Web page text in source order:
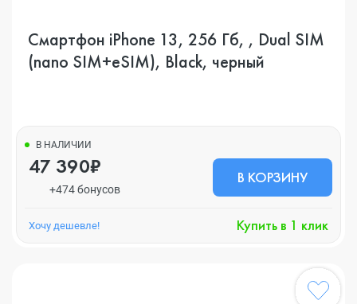
Смартфон iPhone 13, 256 Гб, , Dual SIM
(nano SIM+eSIM), Black, черный
В НАЛИЧИИ
47 390₽
+474 бонусов
В КОРЗИНУ
Хочу дешевле! Купить в 1 клик